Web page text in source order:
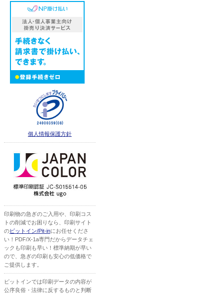
個人情報保護方針
印刷物の急ぎのご入用や、印刷コス
トの削減でお困りなら、印刷サイト
のピットイン/Pit-inにお任せくださ
い！PDF/X-1a専門だからデータチェ
ックも印刷も早い！標準納期が早い
ので、急ぎの印刷も安心の低価格で
ご提供します。
ピットインでは印刷データの内容が
公序良俗・法律に反するものと判断